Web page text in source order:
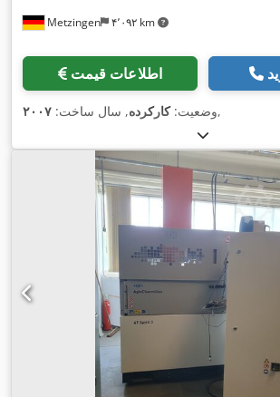
Metzingen ۴٬۰۹۲ km
اطلاعات قیمت
وضعیت:کارکرده, سال ساخت: ۲۰۰۷ ,